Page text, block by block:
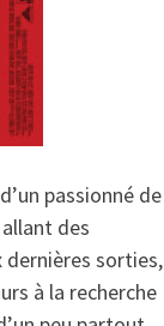
passionné de
des
dernières sorties,
à la recherche